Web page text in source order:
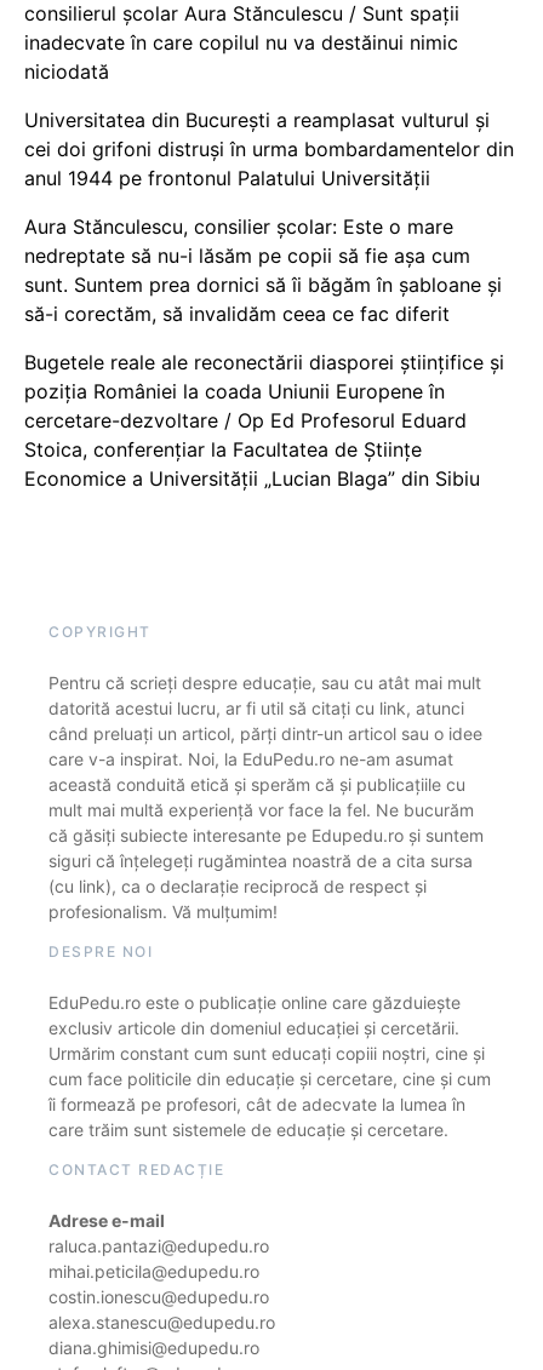
consilierul școlar Aura Stănculescu / Sunt spații
inadecvate în care copilul nu va destăinui nimic
niciodată
Universitatea din București a reamplasat vulturul și
cei doi grifoni distruși în urma bombardamentelor din
anul 1944 pe frontonul Palatului Universității
Aura Stănculescu, consilier școlar: Este o mare
nedreptate să nu-i lăsăm pe copii să fie așa cum
sunt. Suntem prea dornici să îi băgăm în șabloane și
să-i corectăm, să invalidăm ceea ce fac diferit
Bugetele reale ale reconectării diasporei științifice și
poziția României la coada Uniunii Europene în
cercetare-dezvoltare / Op Ed Profesorul Eduard
Stoica, conferențiar la Facultatea de Științe
Economice a Universității „Lucian Blaga” din Sibiu
COPYRIGHT
Pentru că scrieți despre educație, sau cu atât mai mult
datorită acestui lucru, ar fi util să citați cu link, atunci
când preluați un articol, părți dintr-un articol sau o idee
care v-a inspirat. Noi, la EduPedu.ro ne-am asumat
această conduită etică și sperăm că și publicațiile cu
mult mai multă experiență vor face la fel. Ne bucurăm
că găsiți subiecte interesante pe Edupedu.ro și suntem
siguri că înțelegeți rugămintea noastră de a cita sursa
(cu link), ca o declarație reciprocă de respect și
profesionalism. Vă mulțumim!
DESPRE NOI
EduPedu.ro este o publicație online care găzduiește
exclusiv articole din domeniul educației și cercetării.
Urmărim constant cum sunt educați copiii noștri, cine și
cum face politicile din educație și cercetare, cine și cum
îi formează pe profesori, cât de adecvate la lumea în
care trăim sunt sistemele de educație și cercetare.
CONTACT REDACȚIE
Adrese e-mail
raluca.pantazi@edupedu.ro
mihai.peticila@edupedu.ro
costin.ionescu@edupedu.ro
alexa.stanescu@edupedu.ro
diana.ghimisi@edupedu.ro